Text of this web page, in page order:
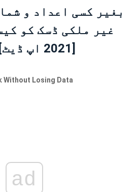
بغیر کسی اعداد و
غیر ملکی ڈسک کو
[2021 اپ ڈیٹ] [منی ٹول ٹپس]
Without Losing Data
ad